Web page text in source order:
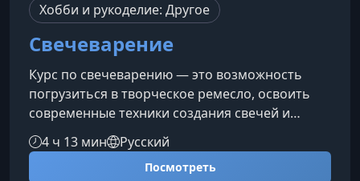
Хобби и рукоделие: Другое
Свечеварение
Курс по свечеварению — это возможность
погрузиться в творческое ремесло, освоить
современные техники создания свечей и
получить навыки, которые пригодятся как для
хобби, так и для небольшого бизнеса.
Создавайте атмосферные, стильные и
4 ч 13 мин Русский
Посмотреть